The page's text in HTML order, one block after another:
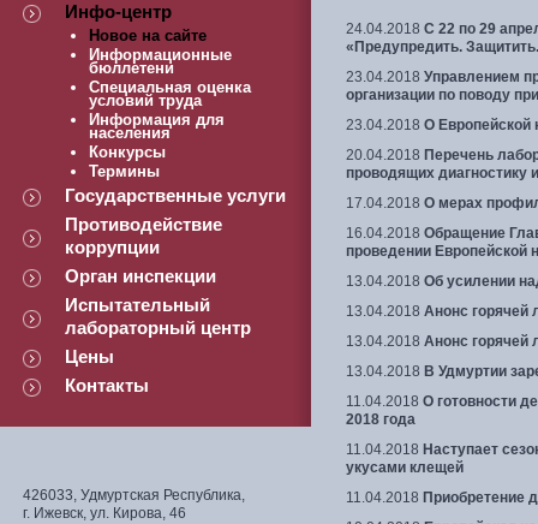
Инфо-центр
Новое на сайте
Информационные
бюллетени
Специальная оценка
условий труда
Информация для
населения
Конкурсы
Термины
Государственные услуги
Противодействие
коррупции
Орган инспекции
Испытательный
лабораторный центр
Цены
Контакты
426033, Удмуртская Республика,
г. Ижевск, ул. Кирова, 46
24.04.2018 С 22 по 29
«Предупредить.
23.04.2018 Управлением
организации по поводу
23.04.2018 О Европейской
20.04.2018 Перечень
проводящих
17.04.2018 О мерах
16.04.2018 Обращение
проведении Европейской
13.04.2018 Об усилении
13.04.2018 Анонс горячей
13.04.2018 Анонс горячей
13.04.2018 В Удмуртии
11.04.2018 О готовности
2018 года
11.04.2018 Наступает
укусами клещей
11.04.2018 Приобретение